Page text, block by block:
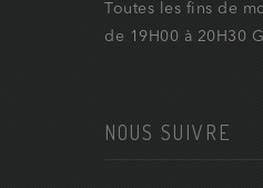
Toutes les fins de
de 19H00 à 20H30
NOUS SUIVRE